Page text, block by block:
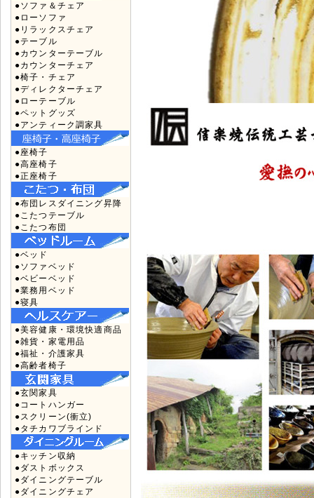
●ソファ＆チェア
●ローソファ
●リラックスチェア
●テーブル
●カウンターテーブル
●カウンターチェア
●椅子・チェア
●ディレクターチェア
●ローテーブル
●ペットグッズ
●アンティーク調家具
●座椅子
●高座椅子
●正座椅子
●布団レスダイニング昇降
●こたつテーブル
●こたつ布団
●ベッド
●ソファベッド
●ベビーベッド
●業務用ベッド
●寝具
●美容健康・環境快適商品
●雑貨・家電用品
●福祉・介護家具
●高齢者椅子
●玄関家具
●コートハンガー
●スクリーン(衝立)
●タチカワブラインド
●キッチン収納
●ダストボックス
●ダイニングテーブル
●ダイニングチェア